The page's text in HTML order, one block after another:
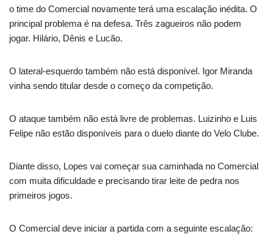
o time do Comercial novamente terá uma escalação inédita. O
principal problema é na defesa. Três zagueiros não podem
jogar. Hilário, Dênis e Lucão.
O lateral-esquerdo também não está disponível. Igor Miranda
vinha sendo titular desde o começo da competição.
O ataque também não está livre de problemas. Luizinho e Luis
Felipe não estão disponíveis para o duelo diante do Velo Clube.
Diante disso, Lopes vai começar sua caminhada no Comercial
com muita dificuldade e precisando tirar leite de pedra nos
primeiros jogos.
O Comercial deve iniciar a partida com a seguinte escalação: